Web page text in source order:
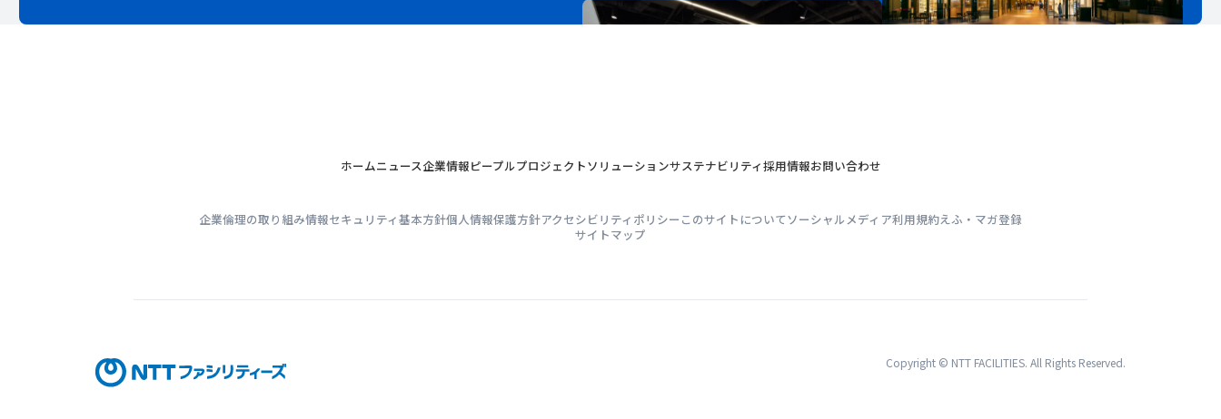
ホームニュース企業情報ピープルプロジェクトソリューションサステナビリティ採用情報お問い合わせ
企業倫理の取り組み情報セキュリティ基本方針個人情報保護方針アクセシビリティポリシー このサイトについてソーシャルメディア利用規約えふ・マガ登録
サイトマップ
Copyright © NTT FACILITIES. All Rights Reserved.